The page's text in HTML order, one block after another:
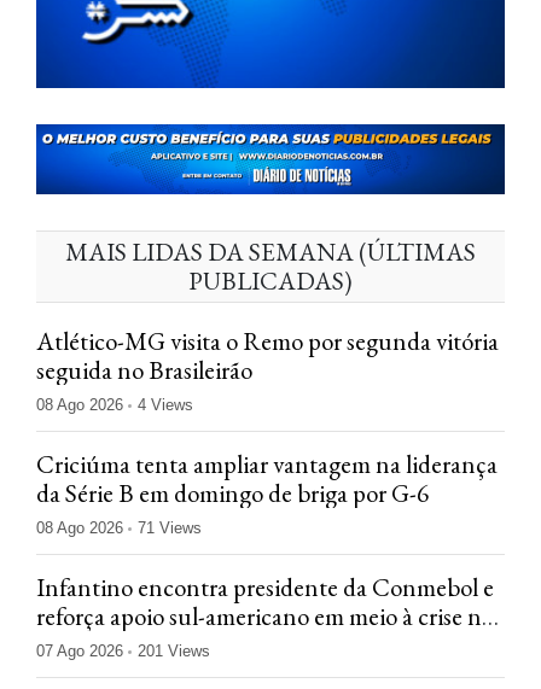
MAIS LIDAS DA SEMANA (ÚLTIMAS
PUBLICADAS)
Atlético-MG visita o Remo por segunda vitória
seguida no Brasileirão
08 Ago 2026 4 Views
Criciúma tenta ampliar vantagem na liderança
da Série B em domingo de briga por G-6
08 Ago 2026 71 Views
Infantino encontra presidente da Conmebol e
reforça apoio sul-americano em meio à crise na
Fifa
07 Ago 2026 201 Views